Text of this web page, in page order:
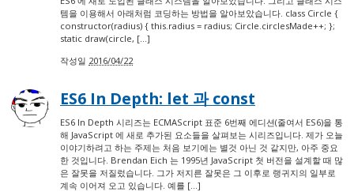
템을 이용해서 아래처럼 코딩하는 방법을 알아보았습니다. class Circle {
constructor(radius) { this.radius = radius; Circle.circlesMade++; };
static draw(circle, […]
작성일 2016/04/22
ES6 In Depth: let 과 const
ES6 In Depth 시리즈는 ECMAScript 표준 6번째 에디션(줄여서 ES6)을 통
해 JavaScript 에 새로 추가된 요소들을 살펴보는 시리즈입니다. 제가 오늘
이야기하려고 하는 주제는 처음 보기에는 별것 아닌 것 같지만, 아주 중요
한 것입니다. Brendan Eich 는 1995년 JavaScript 첫 버전을 설계할 때 많
은 잘못을 저질렀습니다. 그가 저지른 잘못은 그 이후로 랭귀지의 일부로
계속 이어져 오고 있습니다. 예를 […]